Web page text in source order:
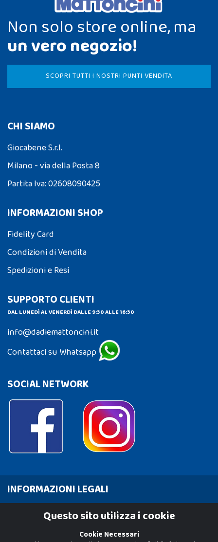
Non solo store online, ma
un vero negozio!
SCOPRI TUTTI I NOSTRI PUNTI VENDITA
CHI SIAMO
Giocabene S.r.l.
Milano - via della Posta 8
Partita Iva: 02608090425
INFORMAZIONI SHOP
Fidelity Card
Condizioni di Vendita
Spedizioni e Resi
SUPPORTO CLIENTI
DAL LUNEDÌ AL VENERDÌ DALLE 9:30 ALLE 16:30
info@dadiemattoncini.it
Contattaci su Whatsapp
SOCIAL NETWORK
INFORMAZIONI LEGALI
Cookie PolicyQuesto sito utilizza i cookie
Cookie Necessari